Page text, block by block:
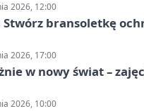
2026, 12:00
Stwórz bransoletkę
2026, 17:00
w nowy świat –
2026, 10:00